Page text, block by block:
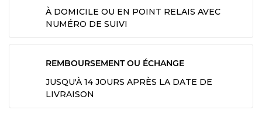
À DOMICILE OU EN POINT RELAIS AVEC
NUMÉRO DE SUIVI
REMBOURSEMENT OU ÉCHANGE
JUSQU'À 14 JOURS APRÈS LA DATE DE
LIVRAISON